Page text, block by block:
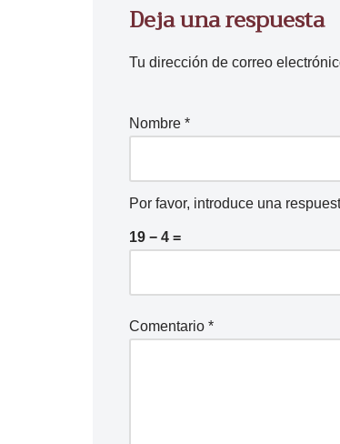
Deja una respuesta
Tu dirección de correo
Nombre *
Por favor, introduce una
19 − 4 =
Comentario *